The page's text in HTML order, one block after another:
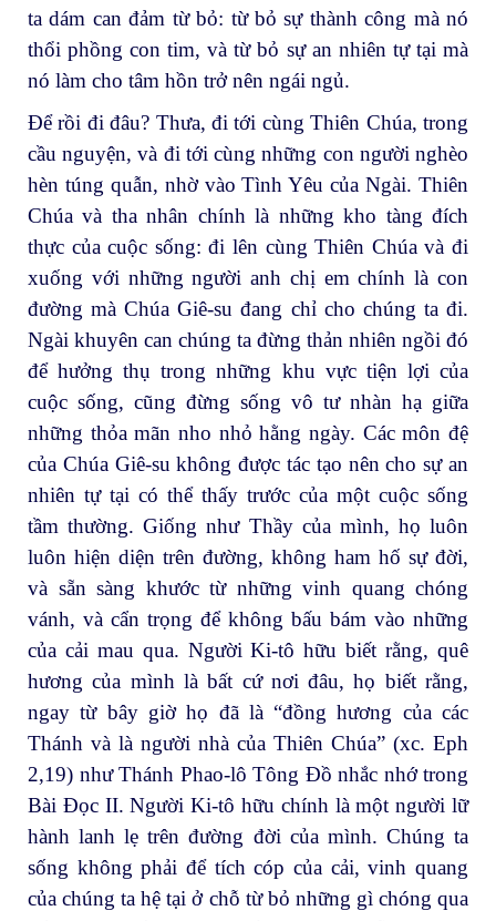
ta dám can đảm từ bỏ: từ bỏ sự thành công mà nó
thổi phồng con tim, và từ bỏ sự an nhiên tự tại mà
nó làm cho tâm hồn trở nên ngái ngủ.
Để rồi đi đâu? Thưa, đi tới cùng Thiên Chúa, trong
cầu nguyện, và đi tới cùng những con người nghèo
hèn túng quẫn, nhờ vào Tình Yêu của Ngài. Thiên
Chúa và tha nhân chính là những kho tàng đích
thực của cuộc sống: đi lên cùng Thiên Chúa và đi
xuống với những người anh chị em chính là con
đường mà Chúa Giê-su đang chỉ cho chúng ta đi.
Ngài khuyên can chúng ta đừng thản nhiên ngồi đó
để hưởng thụ trong những khu vực tiện lợi của
cuộc sống, cũng đừng sống vô tư nhàn hạ giữa
những thỏa mãn nho nhỏ hằng ngày. Các môn đệ
của Chúa Giê-su không được tác tạo nên cho sự an
nhiên tự tại có thể thấy trước của một cuộc sống
tầm thường. Giống như Thầy của mình, họ luôn
luôn hiện diện trên đường, không ham hố sự đời,
và sẵn sàng khước từ những vinh quang chóng
vánh, và cẩn trọng để không bấu bám vào những
của cải mau qua. Người Ki-tô hữu biết rằng, quê
hương của mình là bất cứ nơi đâu, họ biết rằng,
ngay từ bây giờ họ đã là “đồng hương của các
Thánh và là người nhà của Thiên Chúa” (xc. Eph
2,19) như Thánh Phao-lô Tông Đồ nhắc nhớ trong
Bài Đọc II. Người Ki-tô hữu chính là một người lữ
hành lanh lẹ trên đường đời của mình. Chúng ta
sống không phải để tích cóp của cải, vinh quang
của chúng ta hệ tại ở chỗ từ bỏ những gì chóng qua